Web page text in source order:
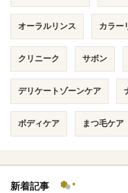
オーラルリンス カラー
クリニーク サボン
デリケートゾーンケア
ボディケア まつ毛ケア
新着記事